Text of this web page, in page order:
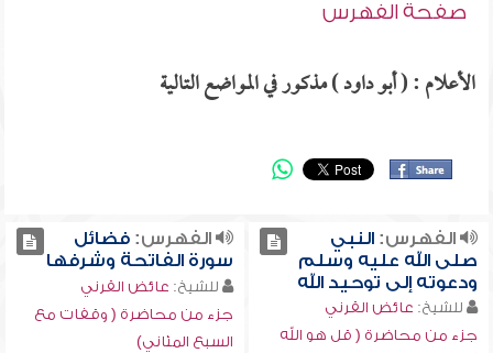
صفحة الفهرس
الأعلام : ( أبو داود ) مذكور في المواضع التالية
الفهرس:النبي
صلى الله عليه وسلم
ودعوته إلى توحيد الله
للشيخ: عائض القرني
جزء من محاضرة ( قل هو الله
الفهرس:فضائل
سورة الفاتحة وشرفها
للشيخ: عائض القرني
جزء من محاضرة ( وقفات مع
السبع المثاني)